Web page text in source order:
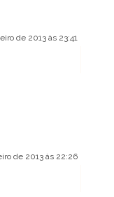
de 2013 às 23:41
de 2013 às 22:26